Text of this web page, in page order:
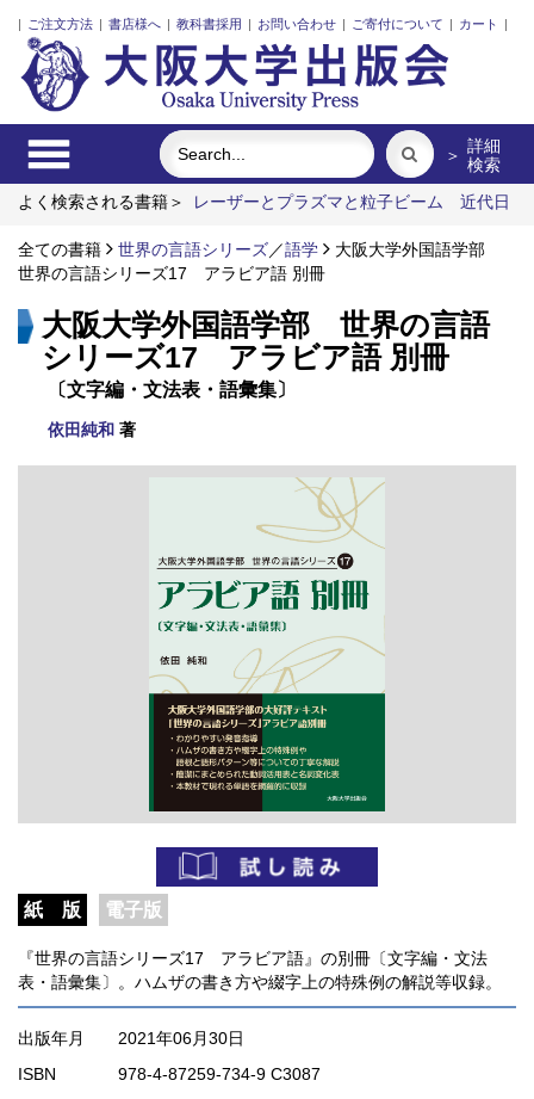
| ご注文方法 | 書店様へ | 教科書採用 | お問い合わせ | ご寄付について | カート |
＞ 詳細
検索
よく検索される書籍＞
レーザーとプラズマと粒子ビーム
近代日
池要素材料・水素貯蔵材料の知的設計
ポンプの流体力学
食べ
る
全ての書籍 世界の言語シリーズ／語学
大阪大学外国語学部
世界の言語シリーズ17 アラビア語 別冊
大阪大学外国語学部 世界の言語
シリーズ17 アラビア語 別冊
〔文字編・文法表・語彙集〕
依田純和 著
紙 版 電子版
『世界の言語シリーズ17 アラビア語』の別冊〔文字編・文法
表・語彙集〕。ハムザの書き方や綴字上の特殊例の解説等収録。
出版年月
2021年06月30日
ISBN
978-4-87259-734-9 C3087